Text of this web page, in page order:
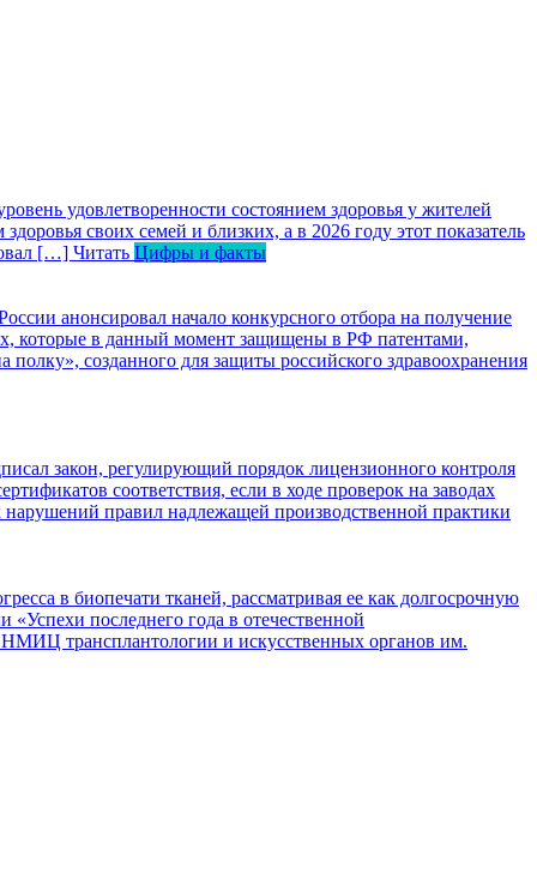
удовлетворенности состоянием здоровья у жителей
своих семей и близких, а в 2026 году этот показатель
[…] Читать Цифры и факты
анонсировал начало конкурсного отбора на получение
которые в данный момент защищены в РФ патентами,
созданного для защиты российского здравоохранения
закон, регулирующий порядок лицензионного контроля
соответствия, если в ходе проверок на заводах
правил надлежащей производственной практики
в биопечати тканей, рассматривая ее как долгосрочную
последнего года в отечественной
НМИЦ трансплантологии и искусственных органов им.